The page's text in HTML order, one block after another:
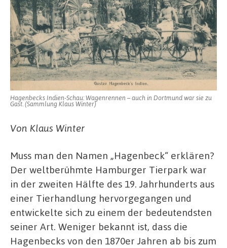
Hagenbecks Indien-Schau: Wagenrennen – auch in Dortmund war sie zu
Gast. (Sammlung Klaus Winter)
Von Klaus Winter
Muss man den Namen „Hagenbeck“ erklären?
Der weltberühmte Hamburger Tierpark war
in der zweiten Hälfte des 19. Jahrhunderts aus
einer Tierhandlung hervorgegangen und
entwickelte sich zu einem der bedeutendsten
seiner Art. Weniger bekannt ist, dass die
Hagenbecks von den 1870er Jahren ab bis zum